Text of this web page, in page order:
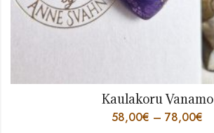
Kaulakoru Vanamo
58,00€ – 78,00€